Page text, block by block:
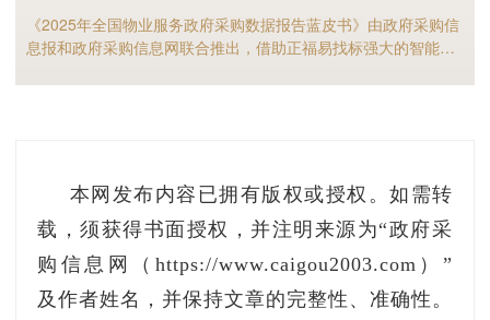
《2025年全国物业服务政府采购数据报告蓝皮书》由政府采购信
息报和政府采购信息网联合推出，借助正福易找标强大的智能标
本网发布内容已拥有版权或授权。如需转
载，须获得书面授权，并注明来源为“政府采
购信息网（https://www.caigou2003.com）”
及作者姓名，并保持文章的完整性、准确性。